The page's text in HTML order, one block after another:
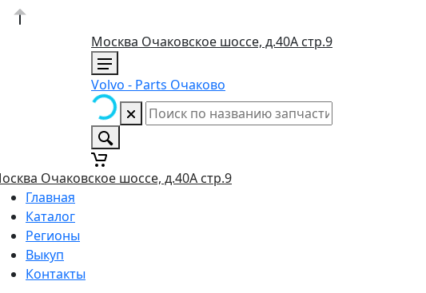
Москва Очаковское шоссе, д.40А стр.9
Volvo - Parts Очаково
Очаковское шоссе, д.40А стр.9
Главная
Каталог
Регионы
Выкуп
Контакты